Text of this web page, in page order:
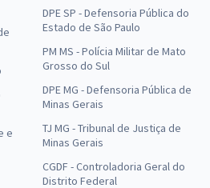
e
DPE SP - Defensoria Pública do
Estado de São Paulo
PM MS - Polícia Militar de Mato
Grosso do Sul
DPE MG - Defensoria Pública de
Minas Gerais
TJ MG - Tribunal de Justiça de
Minas Gerais
CGDF - Controladoria Geral do
Distrito Federal